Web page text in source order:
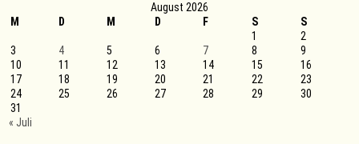
August 2026
M
D M D F S
S
1
2
3
4 5 6 7 8
9
10
11 12 13 14 15
16
17
18 19 20 21 22
23
24
25 26 27 28 29
30
31
« Juli